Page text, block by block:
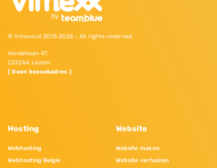
© Vimexx.nl 2015‐2026 - All rights reserved
Vondellaan 47,
2332AA Leiden
( Geen bezoekadres )
Hosting
Webhosting
Webhosting Belgie
Website
Website maken
Website verhuizen